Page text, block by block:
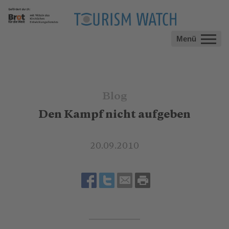
Menü
Blog
Den Kampf nicht aufgeben
20.09.2010